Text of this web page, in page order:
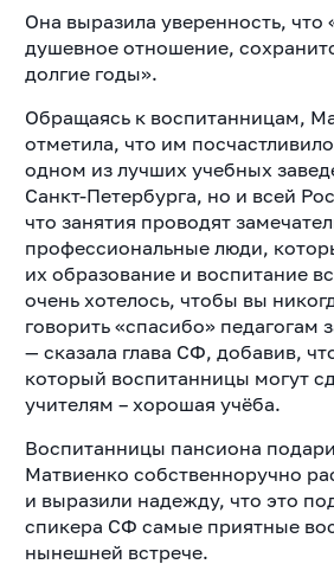
Она выразила уверенность, что
душевное отношение,
долгие годы».
Обращаясь к воспитанницам,
отметила, что им
одном из лучших учебных
Санкт-Петербурга, но и всей
что занятия проводят
профессиональные люди,
их образование и воспитание
очень хотелось, чтобы вы
говорить «спасибо» педагогам
— сказала глава СФ, добавив,
который воспитанницы могут
учителям – хорошая учёба.
Воспитанницы пансиона
Матвиенко собственноручно
и выразили надежду, что это
спикера СФ самые приятные
нынешней встрече.